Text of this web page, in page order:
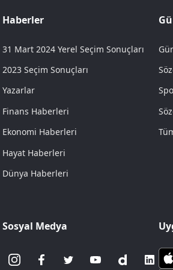
Haberler
31 Mart 2024 Yerel Seçim Sonuçları
2023 Seçim Sonuçları
Yazarlar
Finans Haberleri
Ekonomi Haberleri
Hayat Haberleri
Dünya Haberleri
Sosyal Medya